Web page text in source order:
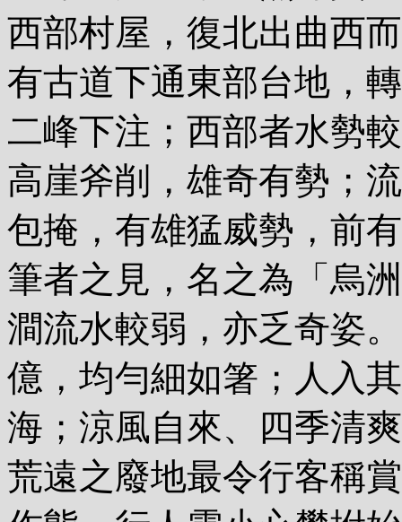
西部村屋，復北出曲西
有古道下通東部台地，
二峰下注；西部者水勢
高崖斧削，雄奇有勢；
包掩，有雄猛威勢，前
筆者之見，名之為「烏
澗流水較弱，亦乏奇姿
億，均勻細如箸；人入
海；涼風自來、四季清
荒遠之廢地最令行客稱